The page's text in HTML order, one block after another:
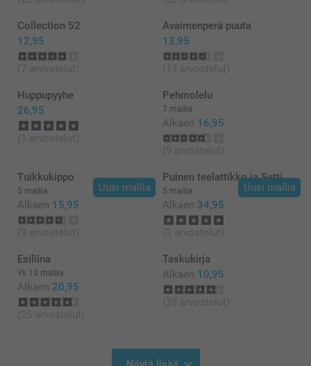
Collection 52
12,95
(7 arvostelut)
Avaimenperä puuta
13,95
(13 arvostelut)
Huppupyyhe
26,95
(1 arvostelut)
Pehmolelu
7 mallia
Alkaen 16,95
(9 arvostelut)
Uusi mallia
Tuikkukippo
5 mallia
Alkaen 15,95
(9 arvostelut)
Uusi mallia
Puinen teelattikko ja Setti
5 mallia
Alkaen 34,95
(3 arvostelut)
Esiliina
Yli 10 mallia
Alkaen 20,95
(25 arvostelut)
Taskukirja
Alkaen 10,95
(28 arvostelut)